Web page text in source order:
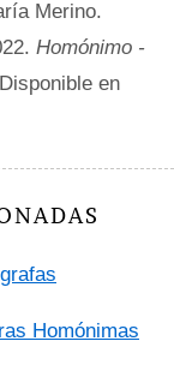
Merino.
Homónimo -
en
Homónimas